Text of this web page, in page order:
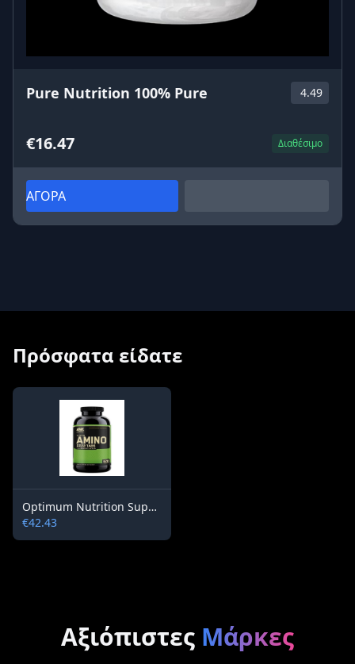
Pure Nutrition 100% Pure 4.49
€16.47 Διαθέσιμο
ΑΓΟΡΑ
Πρόσφατα είδατε
Optimum Nutrition Superior Amino 2222 / 320 tablets
€42.43
Αξιόπιστες Μάρκες